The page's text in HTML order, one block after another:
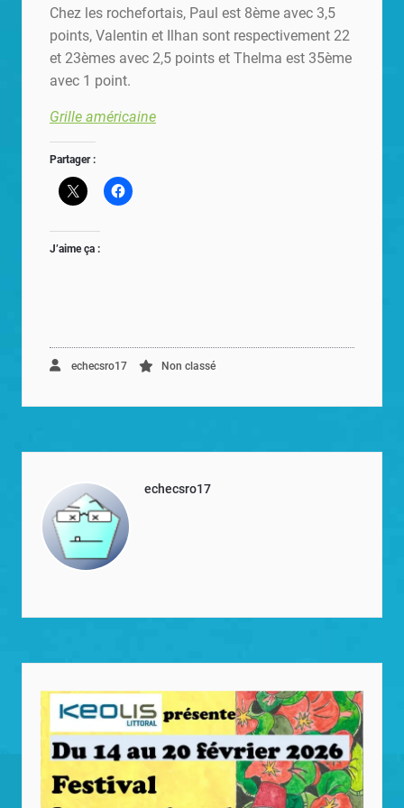
Chez les rochefortais, Paul est 8ème avec 3,5
points, Valentin et Ilhan sont respectivement 22
et 23èmes avec 2,5 points et Thelma est 35ème
avec 1 point.
Grille américaine
Partager :
J’aime ça :
echecsro17 Non classé
echecsro17